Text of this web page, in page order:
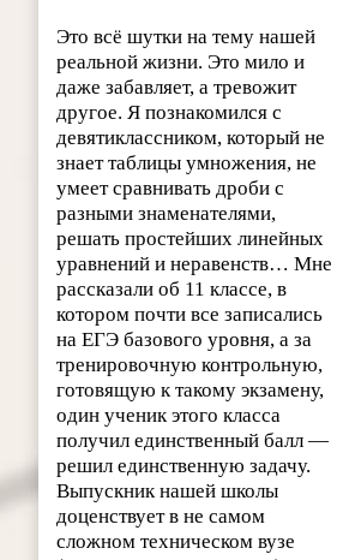
Это всё шутки на тему нашей
реальной жизни. Это мило и
даже забавляет, а тревожит
другое. Я познакомился с
девятиклассником, который не
знает таблицы умножения, не
умеет сравнивать дроби с
разными знаменателями,
решать простейших линейных
уравнений и неравенств… Мне
рассказали об 11 классе, в
котором почти все записались
на ЕГЭ базового уровня, а за
тренировочную контрольную,
готовящую к такому экзамену,
один ученик этого класса
получил единственный балл —
решил единственную задачу.
Выпускник нашей школы
доценствует в не самом
сложном техническом вузе